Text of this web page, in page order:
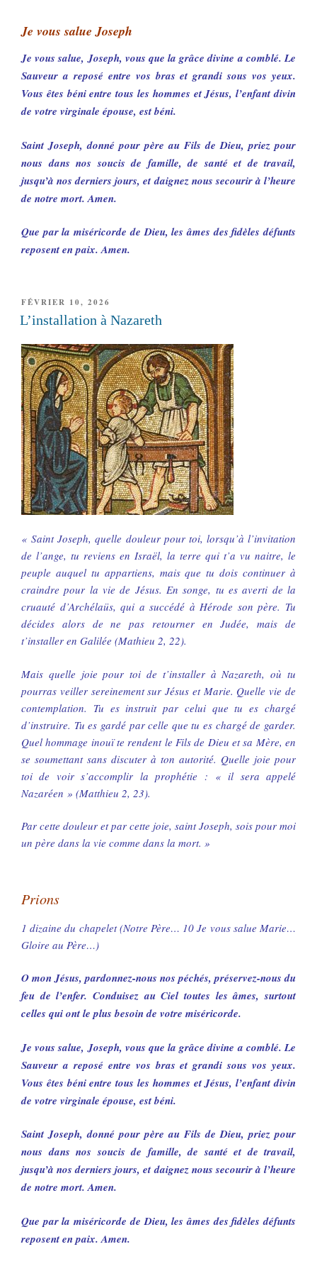
Je vous salue Joseph
Je vous salue, Joseph, vous que la grâce divine a comblé. Le
Sauveur a reposé entre vos bras et grandi sous vos yeux.
Vous êtes béni entre tous les hommes et Jésus, l’enfant divin
de votre virginale épouse, est béni.
Saint Joseph, donné pour père au Fils de Dieu, priez pour
nous dans nos soucis de famille, de santé et de travail,
jusqu’à nos derniers jours, et daignez nous secourir à l’heure
de notre mort. Amen.
Que par la miséricorde de Dieu, les âmes des fidèles défunts
reposent en paix. Amen.
PUBLIÉ
LE
FÉVRIER 10, 2026
L’installation à Nazareth
« Saint Joseph, quelle douleur pour toi, lorsqu’à l’invitation
de l’ange, tu reviens en Israël, la terre qui t’a vu naitre, le
peuple auquel tu appartiens, mais que tu dois continuer à
craindre pour la vie de Jésus. En songe, tu es averti de la
cruauté d’Archélaüs, qui a succédé à Hérode son père. Tu
décides alors de ne pas retourner en Judée, mais de
t’installer en Galilée (Mathieu 2, 22).
Mais quelle joie pour toi de t’installer à Nazareth, où tu
pourras veiller sereinement sur Jésus et Marie. Quelle vie de
contemplation. Tu es instruit par celui que tu es chargé
d’instruire. Tu es gardé par celle que tu es chargé de garder.
Quel hommage inouï te rendent le Fils de Dieu et sa Mère, en
se soumettant sans discuter à ton autorité. Quelle joie pour
toi de voir s’accomplir la prophétie : « il sera appelé
Nazaréen » (Matthieu 2, 23).
Par cette douleur et par cette joie, saint Joseph, sois pour moi
un père dans la vie comme dans la mort. »
Prions
1 dizaine du chapelet (Notre Père… 10 Je vous salue Marie…
Gloire au Père…)
O mon Jésus, pardonnez-nous nos péchés, préservez-nous du
feu de l’enfer. Conduisez au Ciel toutes les âmes, surtout
celles qui ont le plus besoin de votre miséricorde.
Je vous salue, Joseph, vous que la grâce divine a comblé. Le
Sauveur a reposé entre vos bras et grandi sous vos yeux.
Vous êtes béni entre tous les hommes et Jésus, l’enfant divin
de votre virginale épouse, est béni.
Saint Joseph, donné pour père au Fils de Dieu, priez pour
nous dans nos soucis de famille, de santé et de travail,
jusqu’à nos derniers jours, et daignez nous secourir à l’heure
de notre mort. Amen.
Que par la miséricorde de Dieu, les âmes des fidèles défunts
reposent en paix. Amen.